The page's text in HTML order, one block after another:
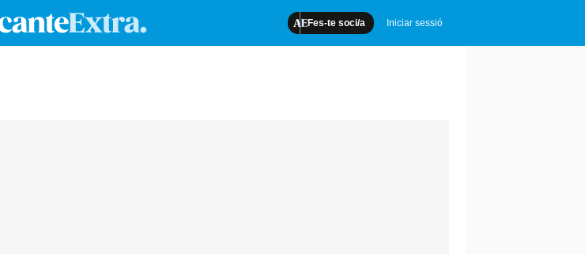
Fes-te soci/a Iniciar sessió